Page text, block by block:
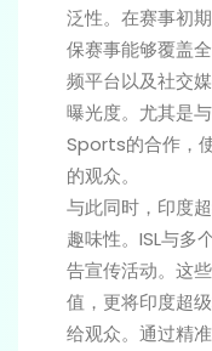
泛性。在赛事初
保赛事能够覆盖
频平台以及社交
曝光度。尤其是
Sports的合作，
的观众。
与此同时，印度
趣味性。ISL与多
告宣传活动。这
值，更将印度超
给观众。通过精